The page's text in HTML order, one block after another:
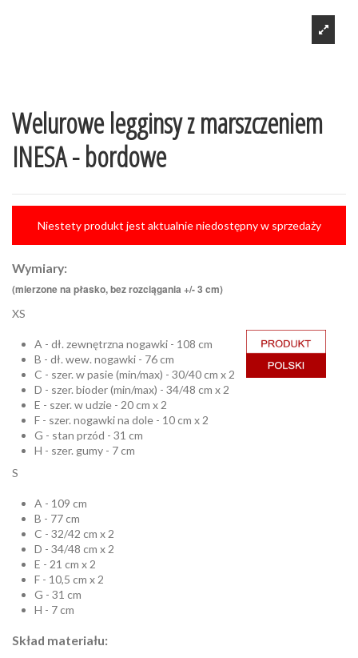
Welurowe legginsy z marszczeniem
INESA - bordowe
Niestety produkt jest aktualnie niedostępny w sprzedaży
Wymiary:
(mierzone na płasko, bez rozciągania +/- 3 cm)
XS
A - dł. zewnętrzna nogawki - 108 cm
B - dł. wew. nogawki - 76 cm
C - szer. w pasie (min/max) - 30/40 cm x 2
D - szer. bioder (min/max) - 34/48 cm x 2
E - szer. w udzie - 20 cm x 2
F - szer. nogawki na dole - 10 cm x 2
G - stan przód - 31 cm
H - szer. gumy - 7 cm
S
A - 109 cm
B - 77 cm
C - 32/42 cm x 2
D - 34/48 cm x 2
E - 21 cm x 2
F - 10,5 cm x 2
G - 31 cm
H - 7 cm
Skład materiału: